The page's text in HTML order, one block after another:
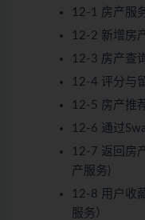
12-1 房产服
12-2 新增房
12-3 房产查
12-4 评分与
12-5 房产推
12-6 通过
12-7 返回房
产服务)
12-8 用户收
服务）